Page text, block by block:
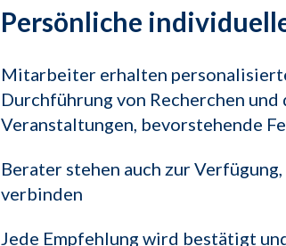
Persönliche
Mitarbeiter erhalten
Durchführung von Recherchen
Veranstaltungen, bevorstehende
Berater stehen auch zur
verbinden
Jede Empfehlung wird bestätigt